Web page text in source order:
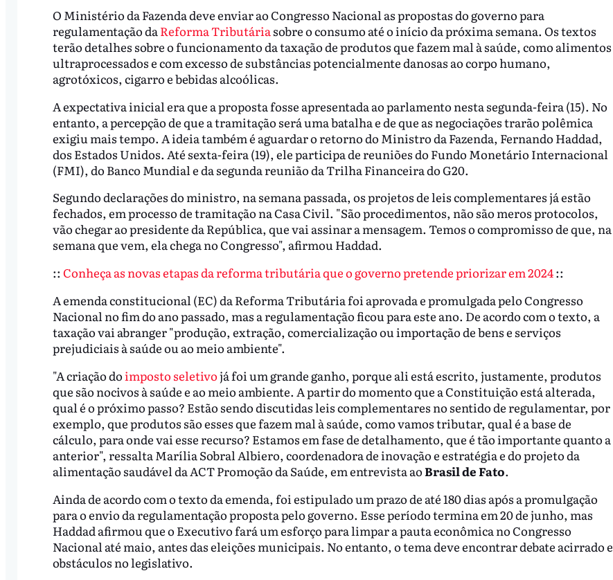
O Ministério da Fazenda deve enviar ao Congresso Nacional as propostas do governo para
regulamentação da Reforma Tributária sobre o consumo até o início da próxima semana. Os textos
terão detalhes sobre o funcionamento da taxação de produtos que fazem mal à saúde, como alimentos
ultraprocessados e com excesso de substâncias potencialmente danosas ao corpo humano,
agrotóxicos, cigarro e bebidas alcoólicas.
A expectativa inicial era que a proposta fosse apresentada ao parlamento nesta segunda-feira (15). No
entanto, a percepção de que a tramitação será uma batalha e de que as negociações trarão polêmica
exigiu mais tempo. A ideia também é aguardar o retorno do Ministro da Fazenda, Fernando Haddad,
dos Estados Unidos. Até sexta-feira (19), ele participa de reuniões do Fundo Monetário Internacional
(FMI), do Banco Mundial e da segunda reunião da Trilha Financeira do G20.
Segundo declarações do ministro, na semana passada, os projetos de leis complementares já estão
fechados, em processo de tramitação na Casa Civil. "São procedimentos, não são meros protocolos,
vão chegar ao presidente da República, que vai assinar a mensagem. Temos o compromisso de que, na
semana que vem, ela chega no Congresso", afirmou Haddad.
:: Conheça as novas etapas da reforma tributária que o governo pretende priorizar em 2024::
A emenda constitucional (EC) da Reforma Tributária foi aprovada e promulgada pelo Congresso
Nacional no fim do ano passado, mas a regulamentação ficou para este ano. De acordo com o texto, a
taxação vai abranger "produção, extração, comercialização ou importação de bens e serviços
prejudiciais à saúde ou ao meio ambiente".
"A criação doimposto seletivojá foi um grande ganho, porque ali está escrito, justamente, produtos
que são nocivos à saúde e ao meio ambiente. A partir do momento que a Constituição está alterada,
qual é o próximo passo? Estão sendo discutidas leis complementares no sentido de regulamentar, por
exemplo, que produtos são esses que fazem mal à saúde, como vamos tributar, qual é a base de
cálculo, para onde vai esse recurso? Estamos em fase de detalhamento, que é tão importante quanto a
anterior", ressalta Marília Sobral Albiero, coordenadora de inovação e estratégia e do projeto da
alimentação saudável da ACT Promoção da Saúde, em entrevista aoBrasil de Fato.
Ainda de acordo com o texto da emenda, foi estipulado um prazo de até 180 dias após a promulgação
para o envio da regulamentação proposta pelo governo. Esse período termina em 20 de junho, mas
Haddad afirmou que o Executivo fará um esforço para limpar a pauta econômica no Congresso
Nacional até maio, antes das eleições municipais. No entanto, o tema deve encontrar debate acirrado e
obstáculos no legislativo.